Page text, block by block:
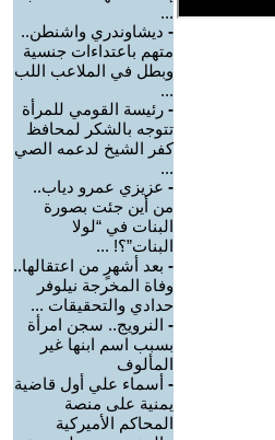
...
- ديشاوندري واشنطن..
متهم باعتداءات جنسية
وبطل في الملاعب اللب
...
- رئيسة القومي للمرأة
تتوجه بالشكر لمحافظ
كفر الشيخ لدعمه الصي
...
- عزيزي عمرو دياب..
من أين جئت بصورة
البنات في “لولا
البنات”؟! ...
- بعد أشهرٍ من اعتقالها..
وفاة المخرجة نيلوفر
حدادي والتحقيقات ...
- النرويج.. سجن امرأة
بسبب اسم ابنها غير
المألوف
- أسماء علي أول قاضية
يمنية على منصة
المحاكم الأميركية